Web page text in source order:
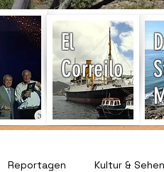
El
Correilo
Reportagen Kultur &